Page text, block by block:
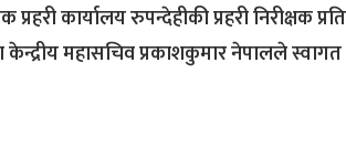
कार्यालय रुपन्देहीकी प्रहरी निरीक्षक
केन्द्रीय महासचिव प्रकाशकुमार नेपालले